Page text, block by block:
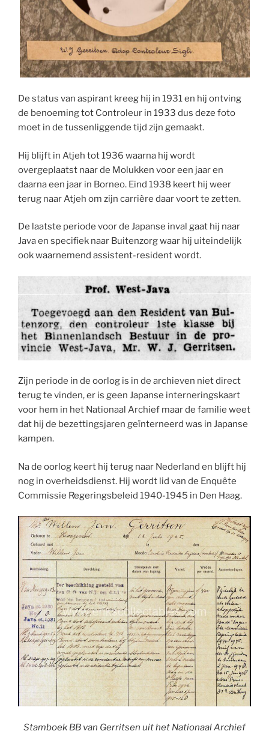
De status van aspirant kreeg hij in 1931 en hij ontving
de benoeming tot Controleur in 1933 dus deze foto
moet in de tussenliggende tijd zijn gemaakt.
Hij blijft in Atjeh tot 1936 waarna hij wordt
overgeplaatst naar de Molukken voor een jaar en
daarna een jaar in Borneo. Eind 1938 keert hij weer
terug naar Atjeh om zijn carrière daar voort te zetten.
De laatste periode voor de Japanse inval gaat hij naar
Java en specifiek naar Buitenzorg waar hij uiteindelijk
ook waarnemend assistent-resident wordt.
Zijn periode in de oorlog is in de archieven niet direct
terug te vinden, er is geen Japanse interneringskaart
voor hem in het Nationaal Archief maar de familie weet
dat hij de bezettingsjaren geïnterneerd was in Japanse
kampen.
Na de oorlog keert hij terug naar Nederland en blijft hij
nog in overheidsdienst. Hij wordt lid van de Enquête
Commissie Regeringsbeleid 1940-1945 in Den Haag.
Stamboek BB van Gerritsen uit het Nationaal Archief